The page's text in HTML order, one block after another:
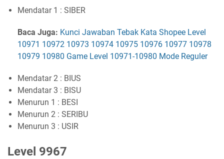
Mendatar 1 : SIBER
Baca Juga: Kunci Jawaban Tebak Kata Shopee Level
10971 10972 10973 10974 10975 10976 10977 10978
10979 10980 Game Level 10971-10980 Mode Reguler
Mendatar 2 : BIUS
Mendatar 3 : BISU
Menurun 1 : BESI
Menurun 2 : SERIBU
Menurun 3 : USIR
Level 9967